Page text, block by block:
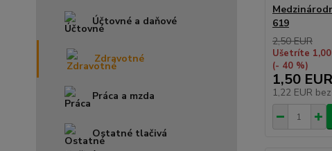
Účtovné a daňové
Zdravotné
Práca a mzda
Ostatné tlačivá
619
2,50 EUR
Ušetríte 1,00
(- 40 %)
1,50 EUR
1,22 EUR